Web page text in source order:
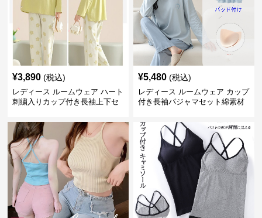
¥3,890 (税込)
レディース ルームウェア ハート
刺繍入りカップ付き長袖上下セ
¥5,480 (税込)
レディース ルームウェア カップ
付き長袖パジャマセット綿素材